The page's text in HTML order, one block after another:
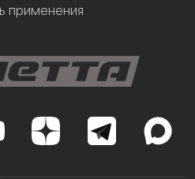
применения